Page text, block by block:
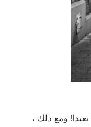
ومع ذلك ،